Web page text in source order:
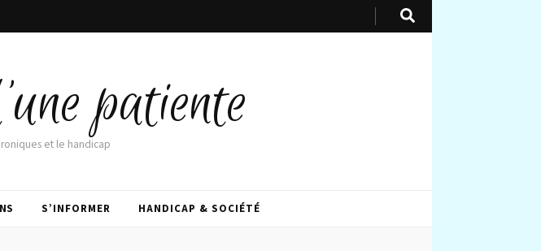
patiente
et le handicap
S’INFORMER HANDICAP & SOCIÉTÉ